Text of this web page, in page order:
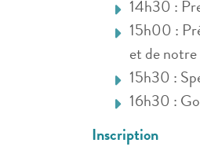
14h30 :
15h00 :
et de notre
15h30 :
16h30 :
Inscription